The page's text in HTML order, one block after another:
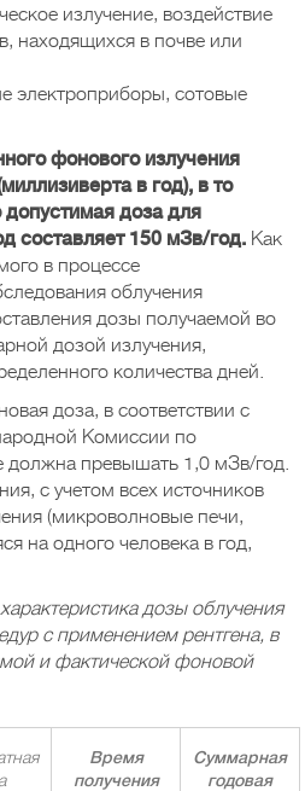
излучение, воздействие
находящихся в почве или
электроприборы, сотовые
фонового излучения
в год), в то
доза для
составляет 150 мЗв/год. Как
в процессе
облучения
дозы получаемой во
дозой излучения,
количества дней.
доза, в соответствии с
Комиссии по
должна превышать 1,0 мЗв/год.
с учетом всех источников
(микроволновые печи,
на одного человека в год,
дозы облучения
с применением рентгена, в
и фактической фоновой
Время
получения
Суммарная
годовая